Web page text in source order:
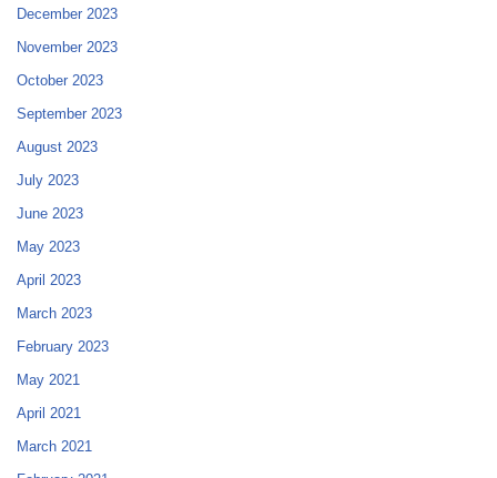
December 2023
November 2023
October 2023
September 2023
August 2023
July 2023
June 2023
May 2023
April 2023
March 2023
February 2023
May 2021
April 2021
March 2021